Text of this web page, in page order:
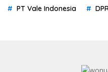
PT Vale Indonesia